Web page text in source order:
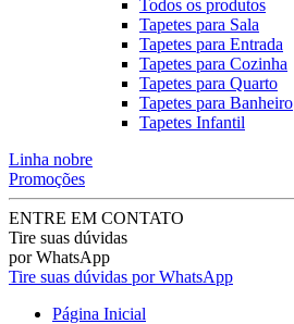
Todos os produtos
Tapetes para Sala
Tapetes para Entrada
Tapetes para Cozinha
Tapetes para Quarto
Tapetes para Banheiro
Tapetes Infantil
Linha nobre
Promoções
ENTRE EM CONTATO
Tire suas dúvidas
por WhatsApp
Tire suas dúvidas por WhatsApp
Página Inicial